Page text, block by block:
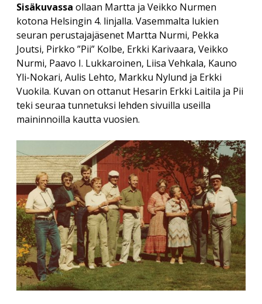
Sisäkuvassa ollaan Martta ja Veikko Nurmen
kotona Helsingin 4. linjalla. Vasemmalta lukien
seuran perustajajäsenet Martta Nurmi, Pekka
Joutsi, Pirkko ”Pii” Kolbe, Erkki Karivaara, Veikko
Nurmi, Paavo I. Lukkaroinen, Liisa Vehkala, Kauno
Yli-Nokari, Aulis Lehto, Markku Nylund ja Erkki
Vuokila. Kuvan on ottanut Hesarin Erkki Laitila ja Pii
teki seuraa tunnetuksi lehden sivuilla useilla
maininnoilla kautta vuosien.